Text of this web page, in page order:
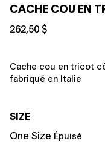
CACHE COU EN
262,50 $
Cache cou en tricot
fabriqué en Italie
SIZE
One Size Épuisé